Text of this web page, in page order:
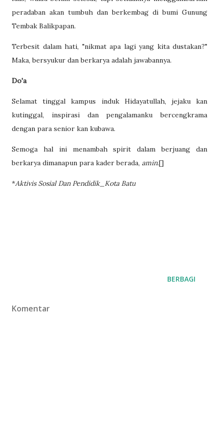
peradaban akan tumbuh dan berkembag di bumi Gunung
Tembak Balikpapan.
Terbesit dalam hati, "nikmat apa lagi yang kita dustakan?"
Maka, bersyukur dan berkarya adalah jawabannya.
Do'a
Selamat tinggal kampus induk Hidayatullah, jejaku kan
kutinggal, inspirasi dan pengalamanku bercengkrama
dengan para senior kan kubawa.
Semoga hal ini menambah spirit dalam berjuang dan
berkarya dimanapun para kader berada, amin.[]
*Aktivis Sosial Dan Pendidik_Kota Batu
BERBAGI
Komentar